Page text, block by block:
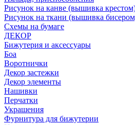
Рисунок на канве (вышивка
Рисунок на ткани (вышивка
Схемы на бумаге
ДЕКОР
Бижутерия и аксессуары
Боа
Воротнички
Декор застежки
Декор элементы
Нашивки
Перчатки
Украшения
Фурнитура для бижутерии